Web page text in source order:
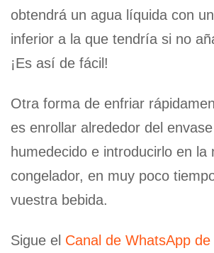
obtendrá un agua líquida con
inferior a la que tendría si no
¡Es así de fácil!
Otra forma de enfriar
es enrollar alrededor del
humedecido e introducirlo en la
congelador, en muy poco
vuestra bebida.
Sigue el Canal de WhatsApp de